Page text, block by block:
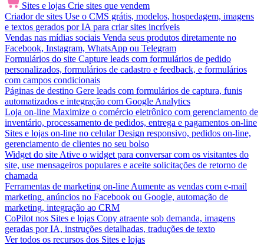
Sites e lojas Crie sites que vendem
Criador de sites Use o CMS grátis, modelos, hospedagem, imagens
e textos gerados por IA para criar sites incríveis
Vendas nas mídias sociais Venda seus produtos diretamente no
Facebook, Instagram, WhatsApp ou Telegram
Formulários do site Capture leads com formulários de pedido
personalizados, formulários de cadastro e feedback, e formulários
com campos condicionais
Páginas de destino Gere leads com formulários de captura, funis
automatizados e integração com Google Analytics
Loja on-line Maximize o comércio eletrônico com gerenciamento de
inventário, processamento de pedidos, entrega e pagamentos on-line
Sites e lojas on-line no celular Design responsivo, pedidos on-line,
gerenciamento de clientes no seu bolso
Widget do site Ative o widget para conversar com os visitantes do
site, use mensageiros populares e aceite solicitações de retorno de
chamada
Ferramentas de marketing on-line Aumente as vendas com e-mail
marketing, anúncios no Facebook ou Google, automação de
marketing, integração ao CRM
CoPilot nos Sites e lojas Copy atraente sob demanda, imagens
geradas por IA, instruções detalhadas, traduções de texto
Ver todos os recursos dos Sites e lojas